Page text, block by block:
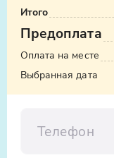
Итого
Предоплата
Оплата на месте
Выбранная дата